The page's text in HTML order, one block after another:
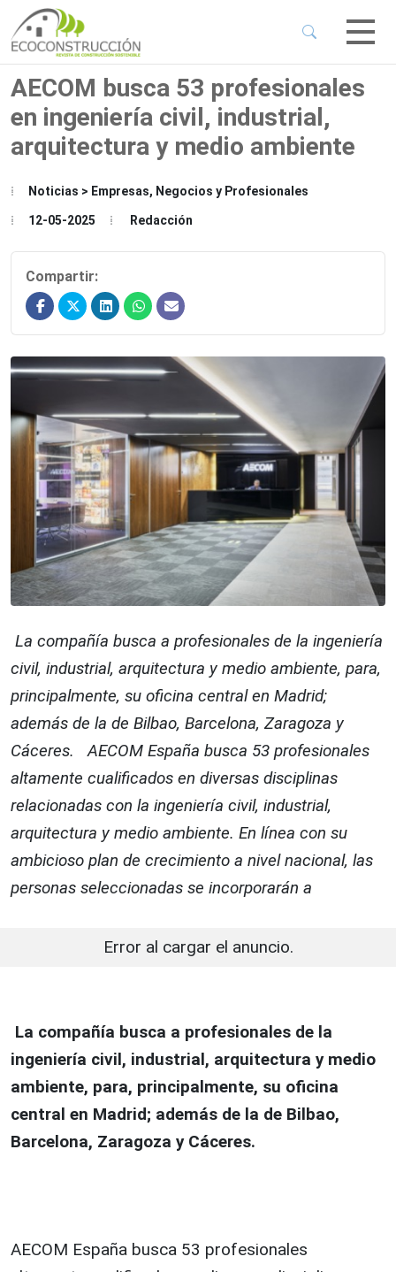
Menu
Menu
AECOM busca 53 profesionales
en ingeniería civil, industrial,
arquitectura y medio ambiente
Noticias > Empresas, Negocios y Profesionales
12-05-2025 Redacción
Compartir:
La compañía busca a profesionales de la ingeniería
civil, industrial, arquitectura y medio ambiente, para,
principalmente, su oficina central en Madrid;
además de la de Bilbao, Barcelona, Zaragoza y
Cáceres. AECOM España busca 53 profesionales
altamente cualificados en diversas disciplinas
relacionadas con la ingeniería civil, industrial,
arquitectura y medio ambiente. En línea con su
ambicioso plan de crecimiento a nivel nacional, las
personas seleccionadas se incorporarán a
Error al cargar el anuncio.
La compañía busca a profesionales de la
ingeniería civil, industrial, arquitectura y medio
ambiente, para, principalmente, su oficina
central en Madrid; además de la de Bilbao,
Barcelona, Zaragoza y Cáceres.
AECOM España busca 53 profesionales